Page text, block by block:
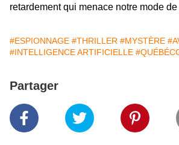
retardement qui menace notre mode de
#ESPIONNAGE #THRILLER #MYSTÈRE
#INTELLIGENCE ARTIFICIELLE
Partager